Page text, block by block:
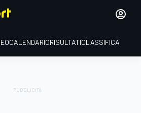
CALENDARIORISULTATICLASSIFICA